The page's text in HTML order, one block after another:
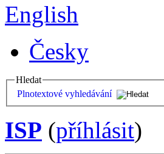
English
Česky
Hledat
Plnotextové vyhledávání
ISP (příhlásit)